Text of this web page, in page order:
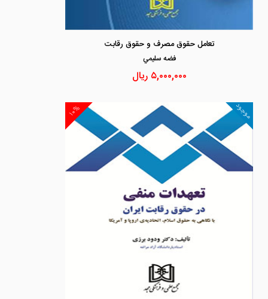
تعامل حقوق مصرف و حقوق رقابت
فضه سليمي
۵,۰۰۰,۰۰۰ ریال
۱۰% موجود